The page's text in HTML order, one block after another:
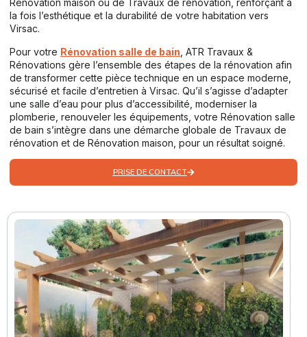
Rénovation maison ou de Travaux de rénovation, renforçant à
la fois l’esthétique et la durabilité de votre habitation vers
Virsac.
Pour votre Rénovation salle de bain , ATR Travaux &
Rénovations gère l’ensemble des étapes de la rénovation afin
de transformer cette pièce technique en un espace moderne,
sécurisé et facile d’entretien à Virsac. Qu’il s’agisse d’adapter
une salle d’eau pour plus d’accessibilité, moderniser la
plomberie, renouveler les équipements, votre Rénovation salle
de bain s’intègre dans une démarche globale de Travaux de
rénovation et de Rénovation maison, pour un résultat soigné.
PRISE DE CONTACT